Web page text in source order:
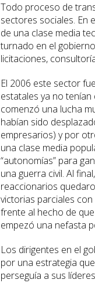
Todo proceso de
sectores sociales. En
de una clase media
turnado en el
licitaciones,
El 2006 este sector
estatales ya no
comenzó una lucha
habían sido
empresarios) y por
una clase media
“autonomías” para
una guerra civil. Al
reaccionarios
victorias parciales
frente al hecho de
empezó una nefasta
Los dirigentes en el
por una estrategia
perseguía a sus